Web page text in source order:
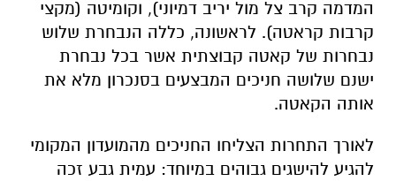
המדמה קרב צל מול יריב דמיוני), וקומיטה (מקצי
קרבות קראטה). לראשונה, כללה הנבחרת שלוש
נבחרות של קאטה קבוצתית אשר בכל נבחרת
ישנם שלושה חניכים המבצעים בסנכרון מלא את
אותה הקאטה.
לאורך התחרות הצליחו החניכים מהמועדון המקומי
להגיע להישגים גבוהים במיוחד: עמית גבע זכה